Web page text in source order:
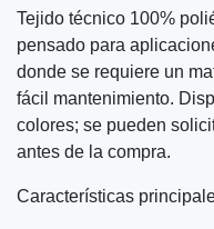
Tejido técnico 100%
pensado para
donde se requiere un
fácil mantenimiento.
colores; se pueden
antes de la compra.
Características